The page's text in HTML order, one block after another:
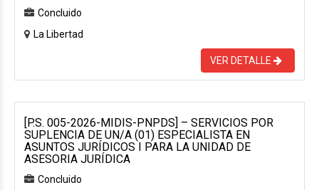
Concluido
La Libertad
VER DETALLE
[P.S. 005-2026-MIDIS-PNPDS] – SERVICIOS POR
SUPLENCIA DE UN/A (01) ESPECIALISTA EN
ASUNTOS JURÍDICOS I PARA LA UNIDAD DE
ASESORIA JURÍDICA
Concluido